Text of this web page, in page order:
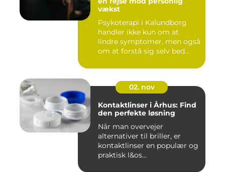
vækst
Psykoterapi i Kalundborg
handler ikke kun om at
lindre symptomer, men også
om at forstå sig selv bed...
02. nov
Kontaktlinser i Århus: Find
den perfekte løsning
Når man overvejer
alternativer til briller, er
kontaktlinser en populær og
praktisk l&os...